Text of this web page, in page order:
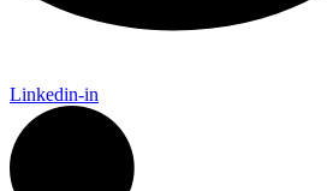
Linkedin-in